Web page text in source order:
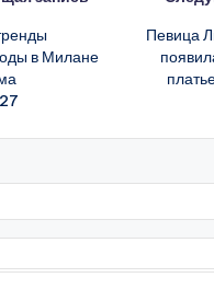
в Милане
Певица